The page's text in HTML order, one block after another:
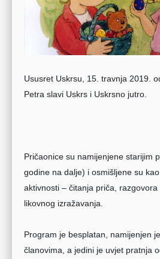
Petra slavi Uskrs i Uskrsno jutro.
Pričaonice su namijenjene starijim
godine na dalje) i osmišljene su
aktivnosti – čitanja priča,
likovnog izražavanja.
Program je besplatan, namijenjen
članovima, a jedini je uvjet pratnja